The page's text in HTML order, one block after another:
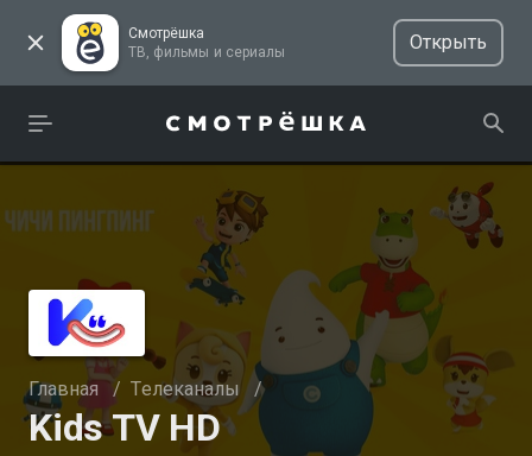
Смотрёшка
ТВ, фильмы и сериалы
Открыть
Главная / Телеканалы /
Kids TV HD